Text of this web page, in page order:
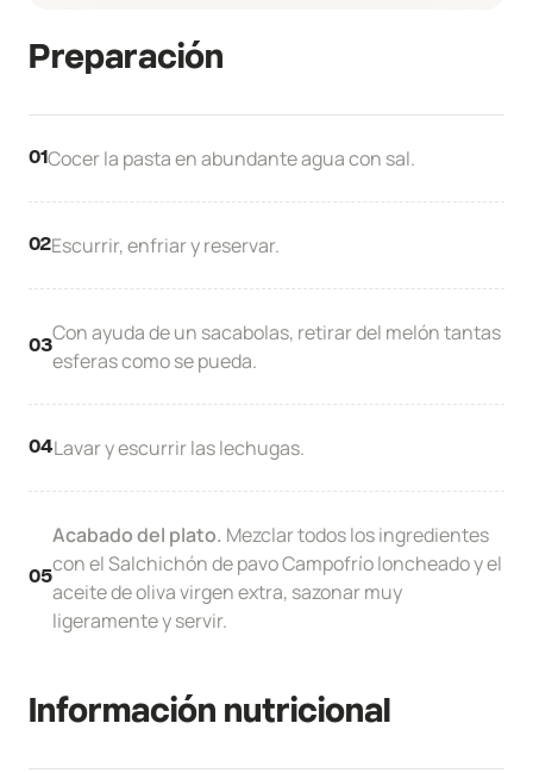
Preparación
01 Cocer la pasta en abundante agua con sal.
02Escurrir, enfriar y reservar.
03
Con ayuda de un sacabolas, retirar del melón tantas
esferas como se pueda.
04Lavar y escurrir las lechugas.
05
Acabado del plato. Mezclar todos los ingredientes
con el Salchichón de pavo Campofrío loncheado y el
aceite de oliva virgen extra, sazonar muy
ligeramente y servir.
Información nutricional